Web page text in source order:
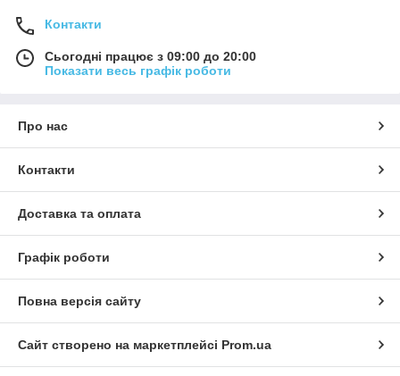
та мінерали зміцнюють імунітет спортсмена, без них
Післятренувальний комплекс слід приймати через 20-
40 хвилин після тренувального процесу для
нашому
інтернет магазин спортивного харчування
a-shock.com.uaза найвигіднішими цінами!
Контакти
Сьогодні працює з 09:00 до 20:00
Показати весь графік роботи
Про нас
Контакти
Доставка та оплата
Графік роботи
Повна версія сайту
Сайт створено на маркетплейсі Prom.ua